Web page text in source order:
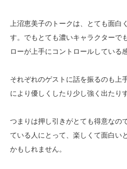
上沼恵美子のトークは、とても面白
す。でもとても濃いキャラクターで
ローが上手にコントロールしている
それぞれのゲストに話を振るのも上
により優しくしたり少し強く出たり
つまりは押し引きがとても得意なの
ている人にとって、楽しくて面白い
かもしれません。